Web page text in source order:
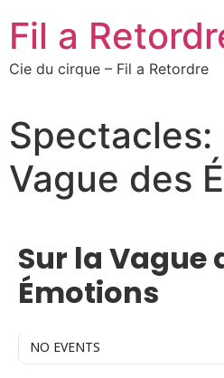
Fil a
Cie du cirque – Fil a Retordre
Spectacles:
Vague des
Sur la Vague
Émotions
NO EVENTS